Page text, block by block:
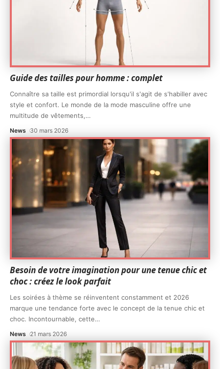
Guide des tailles pour homme : complet
Connaître sa taille est primordial lorsqu'il s'agit de s'habiller avec
style et confort. Le monde de la mode masculine offre une
multitude de vêtements,…
News 30 mars 2026
Besoin de votre imagination pour une tenue chic et
choc : créez le look parfait
Les soirées à thème se réinventent constamment et 2026
marque une tendance forte avec le concept de la tenue chic et
choc. Incontournable, cette…
News 21 mars 2026